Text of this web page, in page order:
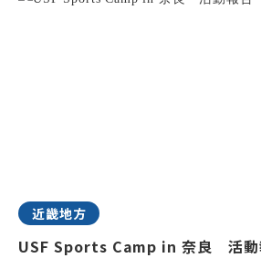
近畿地方
USF Sports Camp in 奈良 活動